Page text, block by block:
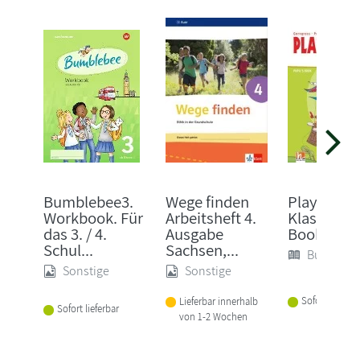
Bumblebee3.
Workbook. Für
das 3. / 4.
Schul...
Sonstige
Sofort lieferbar
Wege finden
Arbeitsheft 4.
Ausgabe
Sachsen,...
Sonstige
Lieferbar innerhalb
von 1-2 Wochen
Playway
Klasse 3.
Book
Buch
Sofort